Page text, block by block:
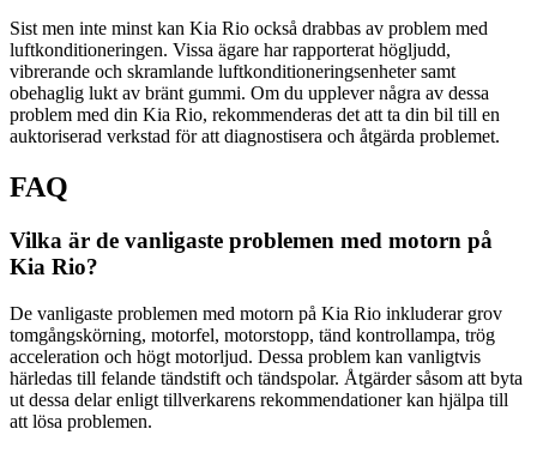
Sist men inte minst kan Kia Rio också drabbas av problem med
luftkonditioneringen. Vissa ägare har rapporterat högljudd,
vibrerande och skramlande luftkonditioneringsenheter samt
obehaglig lukt av bränt gummi. Om du upplever några av dessa
problem med din Kia Rio, rekommenderas det att ta din bil till en
auktoriserad verkstad för att diagnostisera och åtgärda problemet.
FAQ
Vilka är de vanligaste problemen med motorn på
Kia Rio?
De vanligaste problemen med motorn på Kia Rio inkluderar grov
tomgångskörning, motorfel, motorstopp, tänd kontrollampa, trög
acceleration och högt motorljud. Dessa problem kan vanligtvis
härledas till felande tändstift och tändspolar. Åtgärder såsom att byta
ut dessa delar enligt tillverkarens rekommendationer kan hjälpa till
att lösa problemen.